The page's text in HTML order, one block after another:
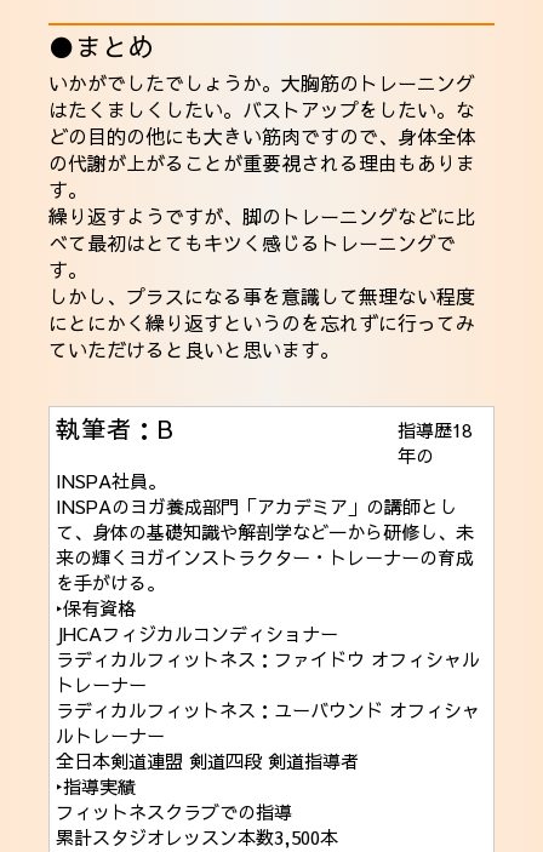
●まとめ
いかがでしたでしょうか。大胸筋のトレーニング
はたくましくしたい。バストアップをしたい。な
どの目的の他にも大きい筋肉ですので、身体全体
の代謝が上がることが重要視される理由もありま
す。
繰り返すようですが、脚のトレーニングなどに比
べて最初はとてもキツく感じるトレーニングで
す。
しかし、プラスになる事を意識して無理ない程度
にとにかく繰り返すというのを忘れずに行ってみ
ていただけると良いと思います。
執筆者：B
指導歴18
年の
INSPA社員。
INSPAのヨガ養成部門「アカデミア」の講師とし
て、身体の基礎知識や解剖学など一から研修し、未
来の輝くヨガインストラクター・トレーナーの育成
を手がける。
‣保有資格
JHCAフィジカルコンディショナー
ラディカルフィットネス：ファイドウ オフィシャル
トレーナー
ラディカルフィットネス：ユーバウンド オフィシャ
ルトレーナー
全日本剣道連盟 剣道四段 剣道指導者
‣指導実績
フィットネスクラブでの指導
累計スタジオレッスン本数3,500本